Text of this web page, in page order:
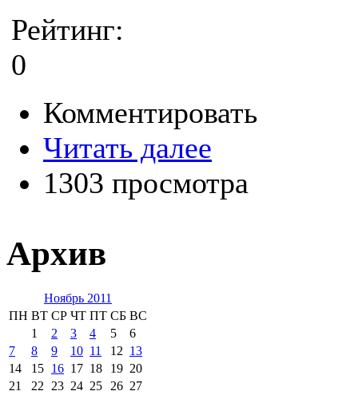
Рейтинг:
0
Комментировать
Читать далее
1303 просмотра
Архив
Ноябрь 2011
ПН ВТ СР ЧТ ПТ СБ ВС
1
2 3 4 5
6
7
8 9 10 11 12 13
14
15 16 17 18 19 20
21
22 23 24 25 26 27